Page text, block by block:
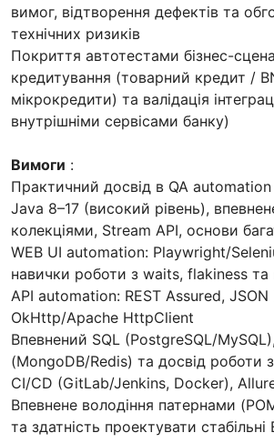
вимог, відтворення дефектів та
технічних ризиків
Покриття автотестами бізнес-
кредитування (товарний кредит /
мікрокредити) та валідація
внутрішніми сервісами банку)
Вимоги :
Практичний досвід в QA
Java 8–17 (високий рівень),
колекціями, Stream API, основи
WEB UI automation: Playwright/
навички роботи з waits, flakiness та
API automation: REST Assured,
OkHttp/Apache HttpClient
Впевнений SQL (PostgreSQL/
(MongoDB/Redis) та досвід роботи
CI/CD (GitLab/Jenkins, Docker),
Впевнене володіння патернами
та здатність проектувати